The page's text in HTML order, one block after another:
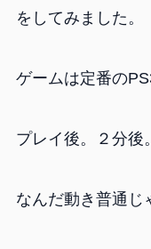
をしてみました。
ゲームは定番の
プレイ後。２分後。
なんだ動き普通じ